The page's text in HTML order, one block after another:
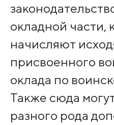
окладной части,
начисляют
присвоенного
оклада по
Также сюда
разного рода